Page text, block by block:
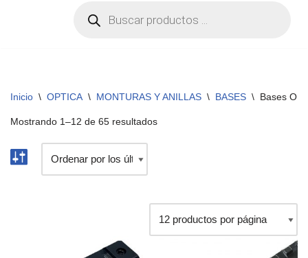
Inicio \ OPTICA \ MONTURAS Y ANILLAS \ BASES \ Bases
Mostrando 1–12 de 65 resultados